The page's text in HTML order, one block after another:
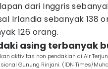
dari Inggris
Irlandia sebanyak 138
126 orang.
asing terbanyak
aktivitas non pendakian di Air Terjun
Gunung Rinjani. (IDN Times/